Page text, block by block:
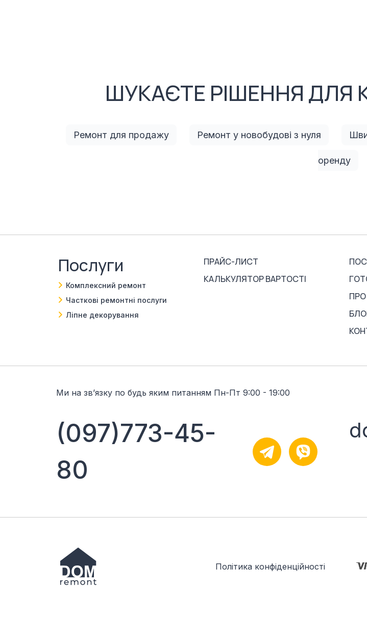
ШУКАЄТЕ РІШЕННЯ ДЛЯ
Ремонт для продажу Ремонт у новобудові з нуля
оренду
Послуги
Комплексний ремонт
Часткові ремонтні послуги
Ліпне декорування
ПРАЙС-ЛИСТ
КАЛЬКУЛЯТОР ВАРТОСТІ
Ми на звʼязку по будь яким питанням Пн-Пт 9:00 - 19:00
(097)773-45-
80
Політика конфіденційності